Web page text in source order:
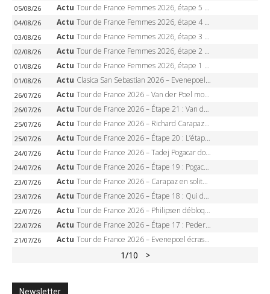
05/08/26 Actu Tour de France Femmes 2026, étape 5 – Demi Vollering gagne à Belleville, Reusser en jaune, Ferrand-Prévot coule
04/08/26 Actu Tour de France Femmes 2026, étape 4 – Marlen Reusser écrase le chrono, Ferrand-Prévot en crise
03/08/26 Actu Tour de France Femmes 2026, étape 3 – Sigrid Haugset en solitaire, 88 km d’échappée, maillot jaune
02/08/26 Actu Tour de France Femmes 2026, étape 2 – Lorena Wiebes doublé à Genève, Markus héroïque, 7e record
01/08/26 Actu Tour de France Femmes 2026, étape 1 – Lorena Wiebes intouchable à Lausanne, premier maillot jaune
01/08/26 Actu Clasica San Sebastian 2026 – Evenepoel recordman, 4e victoire, Carapaz battu au sprint
26/07/26 Actu Tour de France 2026 – Van der Poel monumental à Paris, Pogacar égale le record des cinq sacres
26/07/26 Actu Tour de France 2026 – Étape 21 : Van der Poel, Pogacar, qui succédera à Wout van Aert sur les Champs-Elysées ?
25/07/26 Actu Tour de France 2026 – Richard Carapaz roi des Alpes, doublé et maillot à pois, Seixas perd le podium
25/07/26 Actu Tour de France 2026 – Étape 20 : L’étape reine, Galibier, Sarenne, Alpe d’Huez, qui succédera à Pogacar ?
24/07/26 Actu Tour de France 2026 – Tadej Pogacar dompte l’Alpe d’Huez, 5e victoire, record de Pantani pulvérisé
24/07/26 Actu Tour de France 2026 – Étape 19 : Pogacar peut-il enfin dompter l’Alpe d’Huez ?
23/07/26 Actu Tour de France 2026 – Carapaz en solitaire à Orcières-Merlette, Paret-Peintre à un point du maillot à pois
23/07/26 Actu Tour de France 2026 – Étape 18 : Qui domptera Orcières-Merlette, première marche vers l’Alpe d’Huez ?
22/07/26 Actu Tour de France 2026 – Philipsen débloque son compteur à Voiron, Pedersen en danger pour le maillot vert
22/07/26 Actu Tour de France 2026 – Étape 17 : Pedersen peut-il verrouiller le maillot vert à Voiron ?
21/07/26 Actu Tour de France 2026 – Evenepoel écrase le chrono d’Évian, Seixas 4e, Lipowitz abandonne
1/10 >
Newsletter